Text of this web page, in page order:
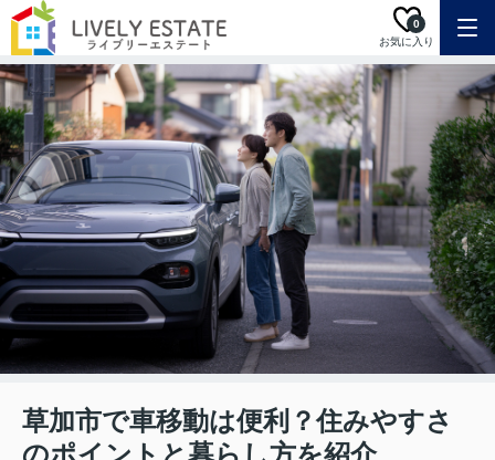
お気に入り
0
草加市で車移動は便利？住みやすさ
のポイントと暮らし方を紹介